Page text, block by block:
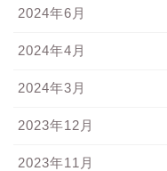
2024年6月
2024年4月
2024年3月
2023年12月
2023年11月